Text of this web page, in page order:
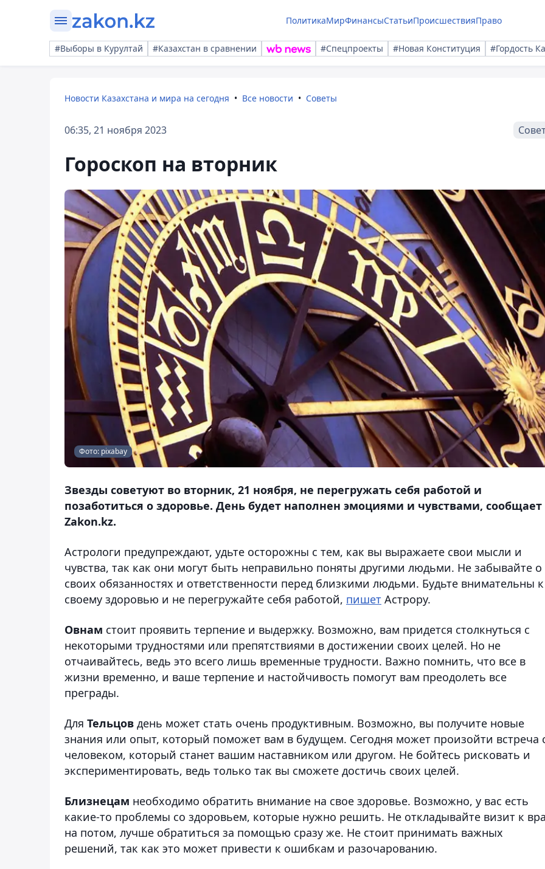
ПолитикаМирФинансыСтатьиПроисшествияПраво
#Выборы в Курултай #Казахстан в сравнении #Спецпроекты #Новая Конституция #Гордость
Новости Казахстана и мира на сегодня Все новости Советы
06:35, 21 ноября 2023
Гороскоп на вторник
Фото: pixabay
Звезды советуют во вторник, 21 ноября, не перегружать себя работой и
позаботиться о здоровье. День будет наполнен эмоциями и чувствами, сообщает
Zakon.kz.
Астрологи предупреждают, удьте осторожны с тем, как вы выражаете свои мысли и
чувства, так как они могут быть неправильно поняты другими людьми. Не забывайте о
своих обязанностях и ответственности перед близкими людьми. Будьте внимательны к
своему здоровью и не перегружайте себя работой, пишет Астрору.
Овнам стоит проявить терпение и выдержку. Возможно, вам придется столкнуться с
некоторыми трудностями или препятствиями в достижении своих целей. Но не
отчаивайтесь, ведь это всего лишь временные трудности. Важно помнить, что все в
жизни временно, и ваше терпение и настойчивость помогут вам преодолеть все
преграды.
Для Тельцов день может стать очень продуктивным. Возможно, вы получите новые
знания или опыт, который поможет вам в будущем. Сегодня может произойти встреча
человеком, который станет вашим наставником или другом. Не бойтесь рисковать и
экспериментировать, ведь только так вы сможете достичь своих целей.
Близнецам необходимо обратить внимание на свое здоровье. Возможно, у вас есть
какие-то проблемы со здоровьем, которые нужно решить. Не откладывайте визит к
на потом, лучше обратиться за помощью сразу же. Не стоит принимать важных
решений, так как это может привести к ошибкам и разочарованию.